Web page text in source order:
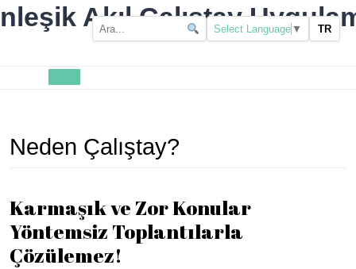
Select Language ▼ TR
Skip
to
Akıl Çalıştay
Button
Neden Çalıştay?
Karmaşık ve Zor Konular
Yöntemsiz Toplantılarla
Çözülemez!